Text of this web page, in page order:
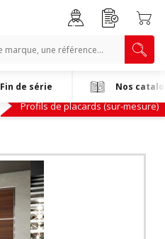
Fin de série Nos
Profils de placards (sur-mesure)